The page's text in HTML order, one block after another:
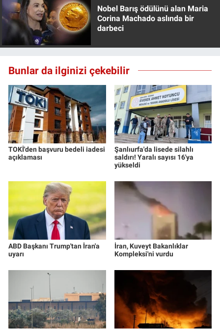
Nobel Barış ödülünü alan Maria
Corina Machado aslında bir
darbeci
Bunlar da ilginizi çekebilir
TOKİ'den başvuru bedeli iadesi
açıklaması
Şanlıurfa'da lisede silahlı
saldırı! Yaralı sayısı 16'ya
yükseldi
ABD Başkanı Trump'tan İran'a
uyarı
İran, Kuveyt Bakanlıklar
Kompleksi'ni vurdu